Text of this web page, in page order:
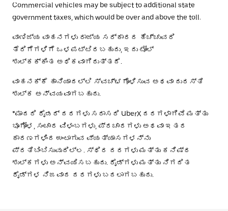
Commercial vehicles may be subject to additional state
government taxes, which would be over and above the toll.
ವಾಣಿಜ್ಯ ವಾಹನಗಳು ರಾಜ್ಯ ಸರ್ಕಾರದ ಹೆಚ್ಚುವರಿ
ತೆರಿಗೆಗಳಿಗೆ ಒಳಪಟ್ಟಿರಬಹುದು, ಇದು ಟೋಲ್
ಶುಲ್ಕಕ್ಕಿಂತ ಅಧಿಕವಾಗಿರುತ್ತದೆ.
ವಾಹನಕ್ಕೆ ಹಾನಿಯಾದಲ್ಲಿ ಸ್ವಚ್ಛಗೊಳಿಸುವ ಅಥವಾ ದುರಸ್ತಿ
ಶುಲ್ಕ ಅನ್ವಯವಾಗಬಹುದು.
*ಮಾದರಿ ರೈಡರ್ ದರಗಳು ಸರಾಸರಿ UberX ದರಗಳಾಗಿವೆ ಮತ್ತು
ಭೂಗೋಳ, ಸಂಚಾರ ವಿಳಂಬಗಳು, ಪ್ರಚಾರಗಳು ಅಥವಾ ಇತರ
ಕಾರಣಗಳಿಂದ ಉಂಟಾಗುವ ವ್ಯತ್ಯಾಸಗಳನ್ನು
ಪ್ರತಿಬಿಂಬಿಸುವುದಿಲ್ಲ. ಸ್ಥಿರ ದರಗಳು ಮತ್ತು ಕನಿಷ್ಠ
ಶುಲ್ಕಗಳು ಅನ್ವಯಿಸಬಹುದು. ರೈಡ್‌ಗಳು ಮತ್ತು ನಿಗದಿತ
ರೈಡ್‌ಗಳ ನಿಜವಾದ ದರಗಳು ಬದಲಾಗಬಹುದು.